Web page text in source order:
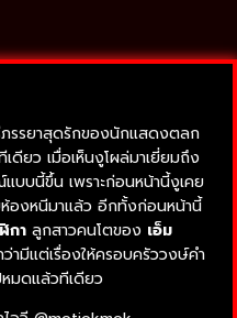
รรยาสุดรักของนักแสดงตลก
ดียว เมื่อเห็นงูโผล่มาเยี่ยมถึง
บบนี้ขึ้น เพราะก่อนหน้านี้งูเคย
องหนีมาแล้ว อีกทั้งก่อนหน้านี้
กาลูกสาวคนโตของ เอ็ม
ว่ามีแต่เรื่องให้ครอบครัววงษ์คำ
หมดแล้วทีเดียว